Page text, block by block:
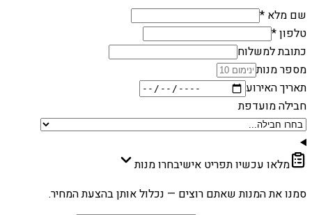
שם מלא *
טלפון *
כתובת למשלוח
מספר מנות
תאריך האירוע
חבילה מועדפת
מלאו עכשיו תפריט אישיבחרו מנות
סמנו את המנות שאתם רוצים — נכלול אותן בהצעת המחיר.